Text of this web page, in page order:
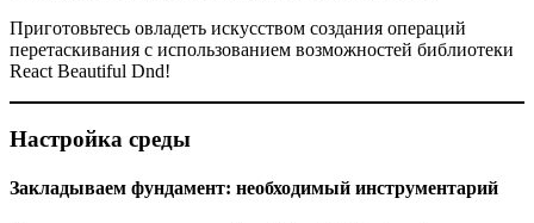
Приготовьтесь овладеть искусством создания операций
перетаскивания с использованием возможностей библиотеки
React Beautiful Dnd!
Настройка среды
Закладываем фундамент: необходимый инструментарий